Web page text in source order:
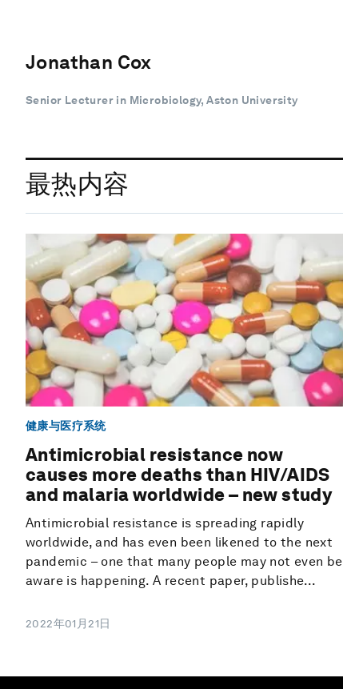
Jonathan Cox
Senior Lecturer in Microbiology, Aston University
最热内容
健康与医疗系统
Antimicrobial resistance now
causes more deaths than HIV/AIDS
and malaria worldwide – new study
Antimicrobial resistance is spreading rapidly
worldwide, and has even been likened to the next
pandemic – one that many people may not even be
aware is happening. A recent paper, publishe...
2022年01月21日